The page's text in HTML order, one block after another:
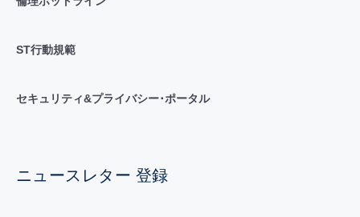
ST行動規範
セキュリティ&プライバシー･ポータル
ニュースレター 登録